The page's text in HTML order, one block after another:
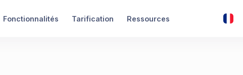
Fonctionnalités Tarification Ressources